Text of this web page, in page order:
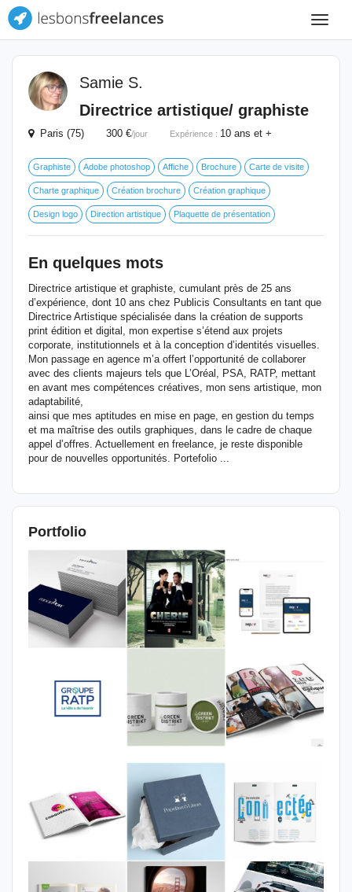
Toggle
Samie S.
Directrice artistique/ graphiste
Paris (75) 300 €/jour Expérience : 10 ans et +
Graphiste Adobe photoshop Affiche Brochure Carte de visite
Charte graphique Création brochure Création graphique
Design logo Direction artistique Plaquette de présentation
En quelques mots
Directrice artistique et graphiste, cumulant près de 25 ans
d’expérience, dont 10 ans chez Publicis Consultants en tant que
Directrice Artistique spécialisée dans la création de supports
print édition et digital, mon expertise s’étend aux projets
corporate, institutionnels et à la conception d’identités visuelles.
Mon passage en agence m’a offert l’opportunité de collaborer
avec des clients majeurs tels que L’Oréal, PSA, RATP, mettant
en avant mes compétences créatives, mon sens artistique, mon
adaptabilité,
ainsi que mes aptitudes en mise en page, en gestion du temps
et ma maîtrise des outils graphiques, dans le cadre de chaque
appel d’offres. Actuellement en freelance, je reste disponible
pour de nouvelles opportunités. Portefolio ...
Portfolio